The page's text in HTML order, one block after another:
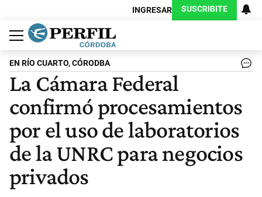
INGRESAR SUSCRIBITE
Política
Economía
Judiciales
Sociedad
Cultura
Espectáculos
Deportes
Protagonistas
EN RÍO CUARTO, CÓRODBA
La Cámara Federal
confirmó procesamientos
por el uso de laboratorios
de la UNRC para negocios
privados